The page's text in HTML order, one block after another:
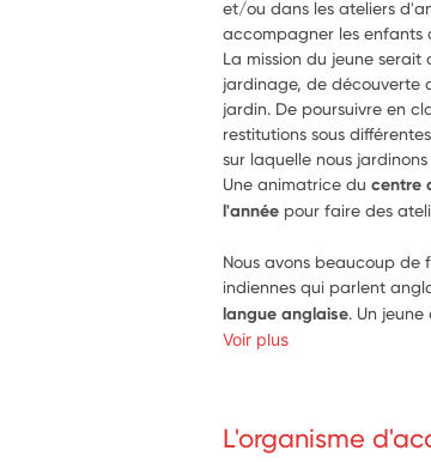
accompagner les enfants
La mission du jeune
jardinage, de découverte
jardin. De poursuivre en
restitutions sous
sur laquelle nous
Une animatrice du centre
l'année pour faire des
Nous avons beaucoup de
indiennes qui parlent
langue anglaise. Un
Voir plus
L'organisme